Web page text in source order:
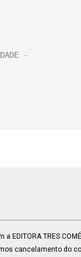
TRES
cancelamento do